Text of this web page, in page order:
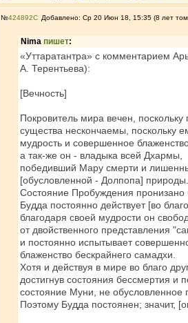
№424892 Добавлено: Ср 20 Июн 18, 15:35 (8 лет
Nima пишет:
«Уттаратантра» с комментарием
А. Терентьева):
[Вечность]
Покровитель мира вечен,
существа нескончаемы, поскольку
мудрость и совершенное
а так-же он - владыка всей Дхармы,
победивший Мару смерти и
[обусловленной - Долпопа] природы.
Состояние Пробуждения
Будда постоянно действует [во
благодаря своей мудрости он
от двойственного представления
и постоянно испытывает
блаженство бескрайнего самадхи.
Хотя и действуя в мире во благо
достигнув состояния бессмертия
состояние Муни, не обусловленное
Поэтому Будда постоянен; значит,